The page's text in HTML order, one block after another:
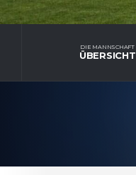
DIE MANNSCHAFT
ÜBERSICHT